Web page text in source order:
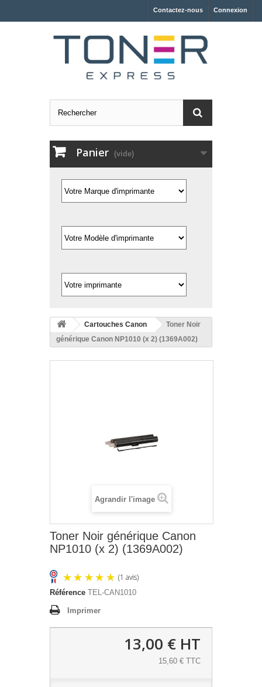
Connexion
Contactez-nous
Panier (vide)
Cartouches Canon
Toner Noir
générique Canon NP1010 (x 2) (1369A002)
Agrandir l'image
Toner Noir générique Canon
NP1010 (x 2) (1369A002)
Référence TEL-CAN1010
Imprimer
13,00 € HT
15,60 € TTC